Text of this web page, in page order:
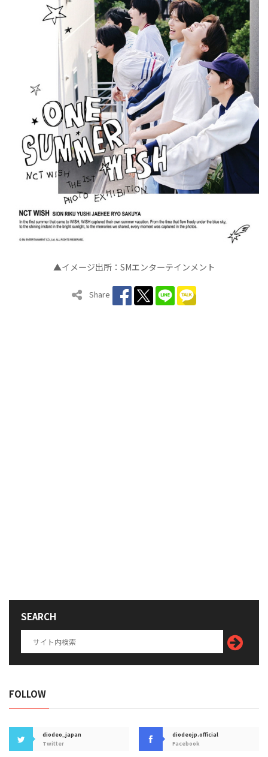
▲イメ ージ出所： SMエンタ ーテインメン ト
Share
SEARCH
FOLLOW
diodeo_japan
Twitter
diodeojp.official
Facebook